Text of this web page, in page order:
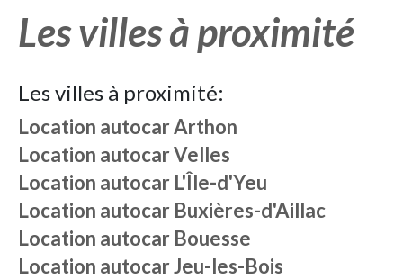
Les villes à proximité
Les villes à proximité:
Location autocarArthon
Location autocarVelles
Location autocar L'Île-d'Yeu
Location autocar Buxières-d'Aillac
Location autocar Bouesse
Location autocarJeu-les-Bois